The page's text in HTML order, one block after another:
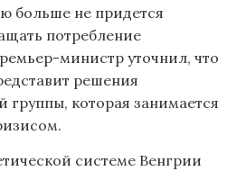
больше не придется
потребление
министр уточнил, что
решения
группы, которая занимается
системе Венгрии